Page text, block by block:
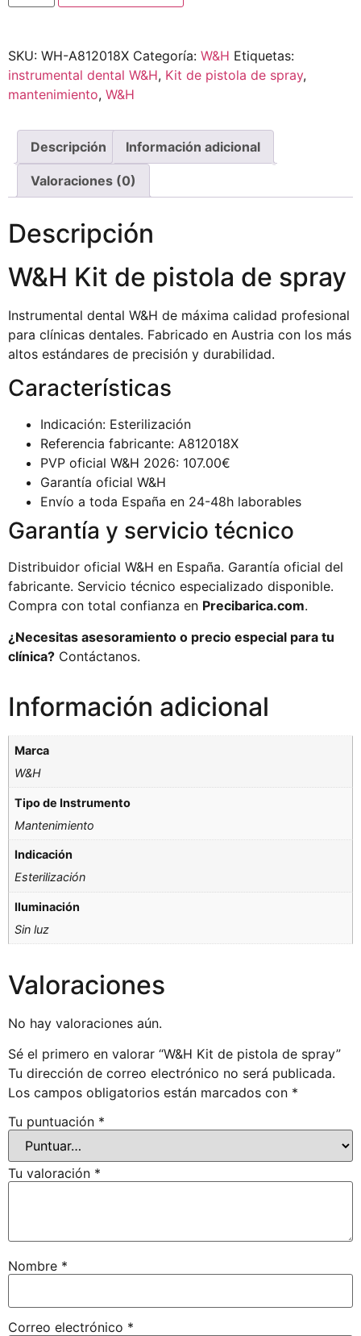
SKU: WH-A812018X Categoría: W&H Etiquetas:
instrumental dental W&H, Kit de pistola de spray,
mantenimiento, W&H
Descripción Información adicional
Valoraciones (0)
Descripción
W&H Kit de pistola de spray
Instrumental dental W&H de máxima calidad profesional
para clínicas dentales. Fabricado en Austria con los más
altos estándares de precisión y durabilidad.
Características
Indicación: Esterilización
Referencia fabricante: A812018X
PVP oficial W&H 2026: 107.00€
Garantía oficial W&H
Envío a toda España en 24-48h laborables
Garantía y servicio técnico
Distribuidor oficial W&H en España. Garantía oficial del
fabricante. Servicio técnico especializado disponible.
Compra con total confianza en Precibarica.com.
¿Necesitas asesoramiento o precio especial para tu
clínica? Contáctanos.
Información adicional
Marca
W&H
Tipo de Instrumento
Mantenimiento
Indicación
Esterilización
Iluminación
Sin luz
Valoraciones
No hay valoraciones aún.
Sé el primero en valorar “W&H Kit de pistola de spray”
Tu dirección de correo electrónico no será publicada.
Los campos obligatorios están marcados con *
Tu puntuación *
Tu valoración *
Nombre *
Correo electrónico *